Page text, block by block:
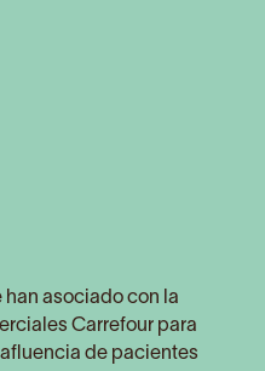
han asociado con la
Carrefour para
de pacientes